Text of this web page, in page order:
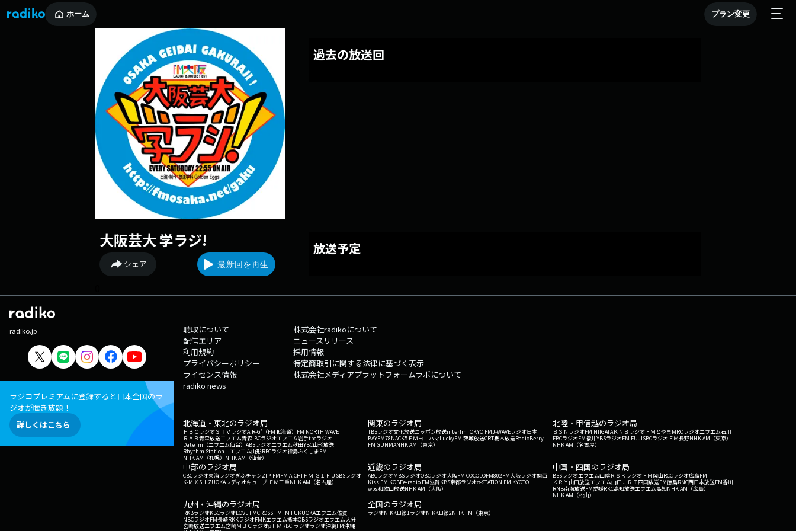
ホーム プラン変更
大阪芸大 学ラジ!
シェア 最新回を再生
過去の放送回
放送予定
radiko.jp
ラジコプレミアムに登録すると日本全国のラ
ジオが聴き放題！
詳しくはこちら
聴取について
配信エリア
利用規約
プライバシーポリシー
ライセンス情報
radiko news
株式会社radikoについて
ニュースリリース
採用情報
特定商取引に関する法律に基づく表示
株式会社メディアプラットフォームラボについて
北海道・東北のラジオ局
ＨＢＣラジオＳＴＶラジオAIR-G'（FM北海道） FM NORTH WAVE
ＲＡＢ青森放送エフエム青森IBCラジオエフエム岩手tbcラジオ
Date fm（エフエム仙台） ABSラジオエフエム秋田YBC山形放送
Rhythm Station エフエム山形RFCラジオ福島ふくしまFM
NHK AM（札幌） NHK AM（仙台）
関東のラジオ局
TBSラジオ文化放送ニッポン放送interfmTOKYO FMJ-WAVEラジオ日本
BAYFM78NACK5 ＦＭヨコハマLuckyFM 茨城放送CRT栃木放送RadioBerry
FM GUNMANHK AM（東京）
北陸・甲信越のラジオ局
ＢＳＮラジオFM NIIGATAＫＮＢラジオ ＦＭとやまMROラジオエフエム石川
FBCラジオFM福井YBSラジオFM FUJISBCラジオ ＦＭ長野NHK AM（東京）
NHK AM（名古屋）
中部のラジオ局
CBCラジオ東海ラジオぎふチャンZIP-FMFM AICHI ＦＭ ＧＩＦＵ SBSラジオ
K-MIX SHIZUOKAレディオキューブ ＦＭ三重NHK AM（名古屋）
近畿のラジオ局
ABCラジオMBSラジオOBCラジオ大阪FM COCOLOFM802FM大阪ラジオ関西
Kiss FM KOBEe-radio FM滋賀KBS京都ラジオα-STATION FM KYOTO
wbs和歌山放送NHK AM（大阪）
中国・四国のラジオ局
BSSラジオエフエム山陰ＲＳＫラジオ ＦＭ岡山RCCラジオ広島FM
ＫＲＹ山口放送エフエム山口 ＪＲＴ四国放送FM徳島RNC西日本放送FM香川
RNB南海放送FM愛媛RKC高知放送エフエム高知NHK AM（広島）
NHK AM（松山）
九州・沖縄のラジオ局
RKBラジオKBCラジオLOVE FMCROSS FMFM FUKUOKAエフエム佐賀
NBCラジオFM長崎RKKラジオFMKエフエム熊本OBSラジオエフエム大分
宮崎放送エフエム宮崎ＭＢＣラジオμＦＭRBCiラジオラジオ沖縄FM沖縄
全国のラジオ局
ラジオNIKKEI第1ラジオNIKKEI第2NHK FM（東京）